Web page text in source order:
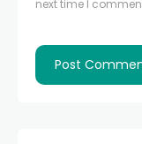
next time I